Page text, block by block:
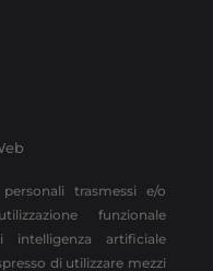
trasmessi e/o
funzionale
intelligenza artificiale
di utilizzare mezzi